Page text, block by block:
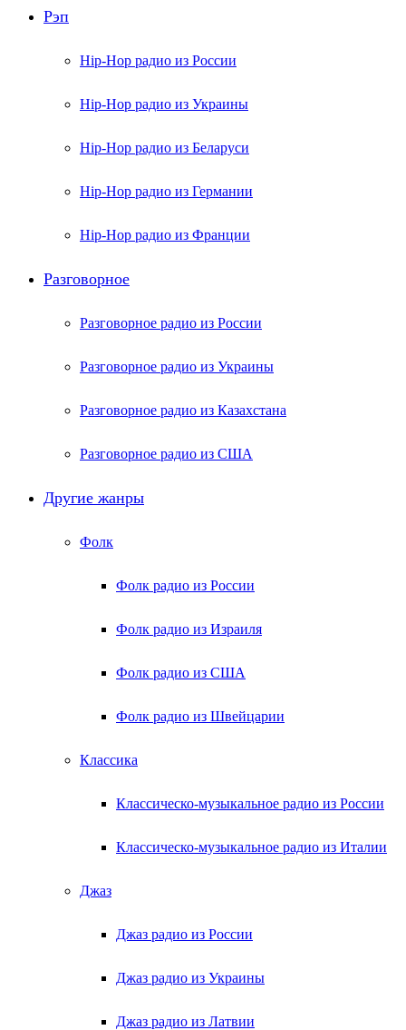
Рэп
Hip-Hop радио из России
Hip-Hop радио из Украины
Hip-Hop радио из Беларуси
Hip-Hop радио из Германии
Hip-Hop радио из Франции
Разговорное
Разговорное радио из России
Разговорное радио из Украины
Разговорное радио из Казахстана
Разговорное радио из США
Другие жанры
Фолк
Фолк радио из России
Фолк радио из Израиля
Фолк радио из США
Фолк радио из Швейцарии
Классика
Классическо-музыкальное радио из России
Классическо-музыкальное радио из Италии
Джаз
Джаз радио из России
Джаз радио из Украины
Джаз радио из Латвии